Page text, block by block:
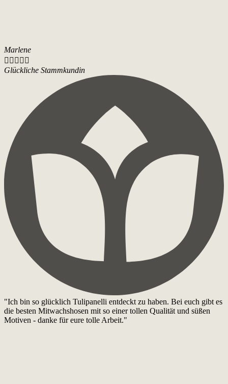
Marlene
    
Glückliche Stammkundin
"Ich bin so glücklich Tulipanelli entdeckt zu haben. Bei euch gibt es
die besten Mitwachshosen mit so einer tollen Qualität und süßen
Motiven - danke für eure tolle Arbeit."